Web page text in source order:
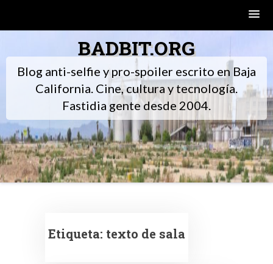
BADBIT.ORG
Blog anti-selfie y pro-spoiler escrito en Baja
California. Cine, cultura y tecnología.
Fastidia gente desde 2004.
Etiqueta: texto de sala